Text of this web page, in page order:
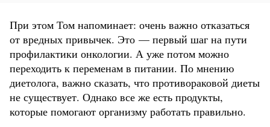
При этом Том напоминает: очень важно отказаться
от вредных привычек. Это — первый шаг на пути
профилактики онкологии. А уже потом можно
переходить к переменам в питании. По мнению
диетолога, важно сказать, что противораковой диеты
не существует. Однако все же есть продукты,
которые помогают организму работать правильно.